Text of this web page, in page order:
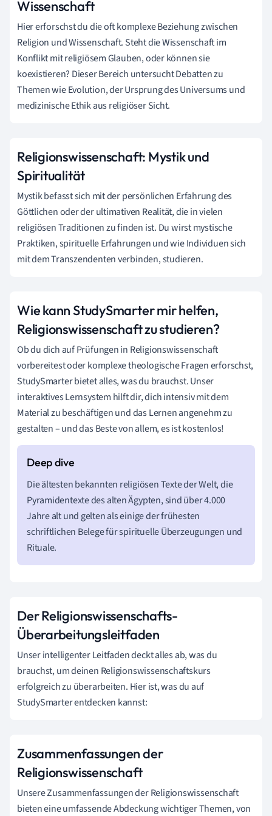
Wissenschaft
Hier erforschst du die oft komplexe Beziehung zwischen
Religion und Wissenschaft. Steht die Wissenschaft im
Konflikt mit religiösem Glauben, oder können sie
koexistieren? Dieser Bereich untersucht Debatten zu
Themen wie Evolution, der Ursprung des Universums und
medizinische Ethik aus religiöser Sicht.
Religionswissenschaft: Mystik und
Spiritualität
Mystik befasst sich mit der persönlichen Erfahrung des
Göttlichen oder der ultimativen Realität, die in vielen
religiösen Traditionen zu finden ist. Du wirst mystische
Praktiken, spirituelle Erfahrungen und wie Individuen sich
mit dem Transzendenten verbinden, studieren.
Wie kann StudySmarter mir helfen,
Religionswissenschaft zu studieren?
Ob du dich auf Prüfungen in Religionswissenschaft
vorbereitest oder komplexe theologische Fragen erforschst,
StudySmarter bietet alles, was du brauchst. Unser
interaktives Lernsystem hilft dir, dich intensiv mit dem
Material zu beschäftigen und das Lernen angenehm zu
gestalten – und das Beste von allem, es ist kostenlos!
Die ältesten bekannten religiösen Texte der Welt, die
Pyramidentexte des alten Ägypten, sind über 4.000
Jahre alt und gelten als einige der frühesten
schriftlichen Belege für spirituelle Überzeugungen und
Rituale.
Der Religionswissenschafts-
Überarbeitungsleitfaden
Unser intelligenter Leitfaden deckt alles ab, was du
brauchst, um deinen Religionswissenschaftskurs
erfolgreich zu überarbeiten. Hier ist, was du auf
StudySmarter entdecken kannst:
Zusammenfassungen der
Religionswissenschaft
Unsere Zusammenfassungen der Religionswissenschaft
bieten eine umfassende Abdeckung wichtiger Themen, von